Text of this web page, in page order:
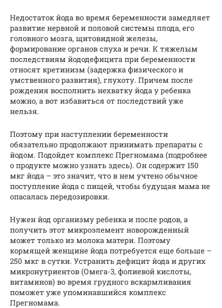
Недостаток йода во время беременности замедляет
развитие нервной и половой системы плода, его
головного мозга, щитовидной железы,
формирование органов слуха и речи. К тяжелым
последствиям йододефицита при беременности
относят кретинизм (задержка физического и
умственного развития), глухоту. Причем после
рождения восполнить нехватку йода у ребенка
можно, а вот избавиться от последствий уже
нельзя.
Поэтому при наступлении беременности
обязательно продолжают принимать препараты с
йодом. Подойдет комплекс Прегномама (подробнее
о продукте можно узнать здесь). Он содержит 150
мкг йода – это значит, что в нем учтено обычное
поступление йода с пищей, чтобы будущая мама не
опасалась передозировки.
Нужен йод организму ребенка и после родов, а
получить этот микроэлемент новорожденный
может только из молока матери. Поэтому
кормящей женщине йода потребуется еще больше –
250 мкг в сутки. Устранить дефицит йода и других
микронутриентов (Омега-3, фолиевой кислоты,
витаминов) во время грудного вскармливания
поможет уже упоминавшийся комплекс
Прегномама.